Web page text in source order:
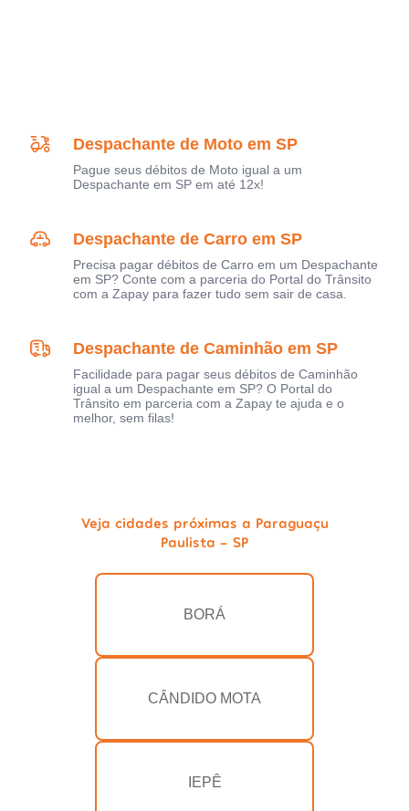
Despachante de Moto em SP
Pague seus débitos de Moto igual a um
Despachante em SP em até 12x!
Despachante de Carro em SP
Precisa pagar débitos de Carro em um Despachante
em SP? Conte com a parceria do Portal do Trânsito
com a Zapay para fazer tudo sem sair de casa.
Despachante de Caminhão em SP
Facilidade para pagar seus débitos de Caminhão
igual a um Despachante em SP? O Portal do
Trânsito em parceria com a Zapay te ajuda e o
melhor, sem filas!
Veja cidades próximas a Paraguaçu
Paulista - SP
BORÁ
CÂNDIDO MOTA
IEPÊ